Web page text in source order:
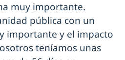
muy importante.
pública con un
importante y el impacto
teníamos unas